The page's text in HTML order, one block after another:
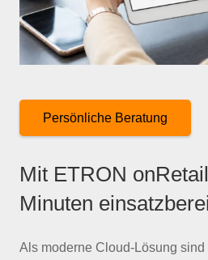
Persönliche Beratung
Mit ETRON
Minuten
Als moderne Cloud-Lösung sind